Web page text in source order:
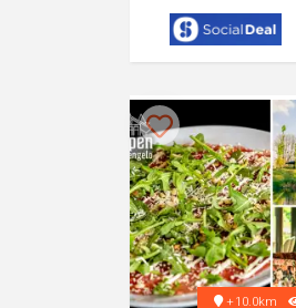
sausjes en...
+10.0km